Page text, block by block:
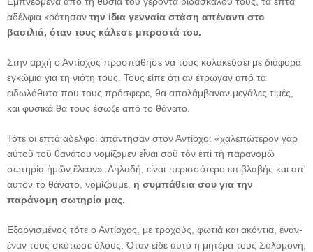
αδέλφια κράτησαν την ίδια γενναία στάση απέναντι στο
βασιλιά, όταν τους κάλεσε μπροστά του.
Στην αρχή ο Αντίοχος προσπάθησε να τους κολακεύσει με διάφορα
εγκώμια για τη νιότη τους. Τους είπε ότι αν έτρωγαν από τα
ειδωλόθυτα που τους πρόσφερε, θα απολάμβαναν μεγάλες τιμές,
και φυσικά θα τους έσωζε από το θάνατο.
Τότε οι επτά αδελφοί απάντησαν στον Αντίοχο: «χαλεπώτερον γὰρ
αὐτοῦ τοῦ θανάτου νομίζομεν εἶναι σοῦ τὸν ἐπὶ τὴ παρανομῶ
σωτηρία ἠμῶν ἔλεον». Δηλαδή, είναι περισσότερο επιβλαβής και απ'
αυτόν το θάνατο, νομίζουμε, η συμπάθεια σου για την
παράνομη σωτηρία μας.
Εξοργισμένος τότε ο Αντίοχος, με τροχούς, φωτιά και ακόντια, έναν-
έναν τους σκότωσε όλους. Όταν είδε αυτό η μητέρα τους Σολομονή,